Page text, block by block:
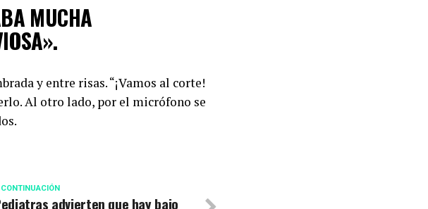
MUCHA
y entre risas. “¡Vamos al corte!
Al otro lado, por el micrófono se
advierten que hay bajo